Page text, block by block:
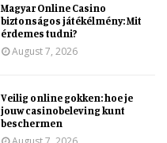
Magyar Online Casino
biztonságos játékélmény: Mit
érdemes tudni?
August 7, 2026
Veilig online gokken: hoe je
jouw casinobeleving kunt
beschermen